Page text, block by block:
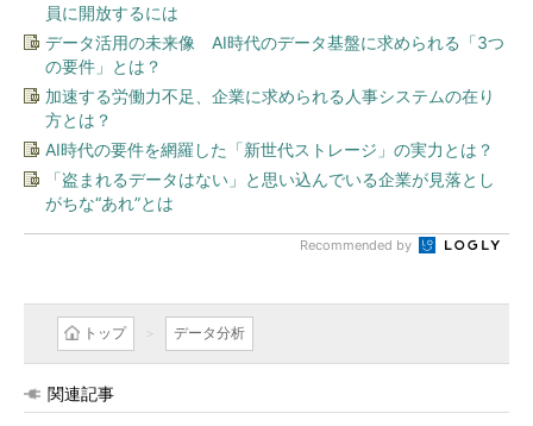
員に開放するには
データ活用の未来像 AI時代のデータ基盤に求められる「3つ
の要件」とは？
加速する労働力不足、企業に求められる人事システムの在り
方とは？
AI時代の要件を網羅した「新世代ストレージ」の実力とは？
「盗まれるデータはない」と思い込んでいる企業が見落とし
がちな“あれ”とは
Recommended by
トップ データ分析
関連記事